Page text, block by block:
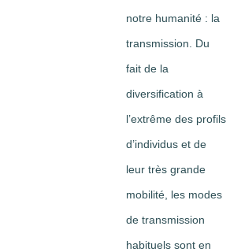
notre humanité : la
transmission. Du
fait de la
diversification à
l’extrême des profils
d’individus et de
leur très grande
mobilité, les modes
de transmission
habituels sont en